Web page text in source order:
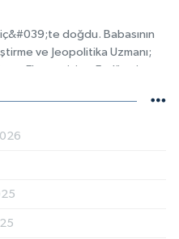
doğdu. Babasının
ve Jeopolitika Uzmanı;
Ekonomisi ve Endüstri
bağlı
derslerini
yüksek lisans derslerinin
özel kuruluşlarda genel
bulunmaktadır.